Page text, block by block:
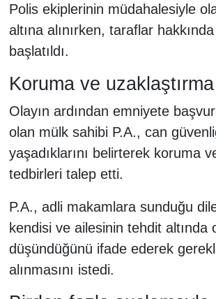
Polis ekiplerinin müdahalesiyle
altına alınırken, taraflar
başlatıldı.
Koruma ve
Olayın ardından emniyete
olan mülk sahibi P.A., can
yaşadıklarını belirterek koruma
tedbirleri talep etti.
P.A., adli makamlara sunduğu
kendisi ve ailesinin tehdit altında
düşündüğünü ifade ederek
alınmasını istedi.